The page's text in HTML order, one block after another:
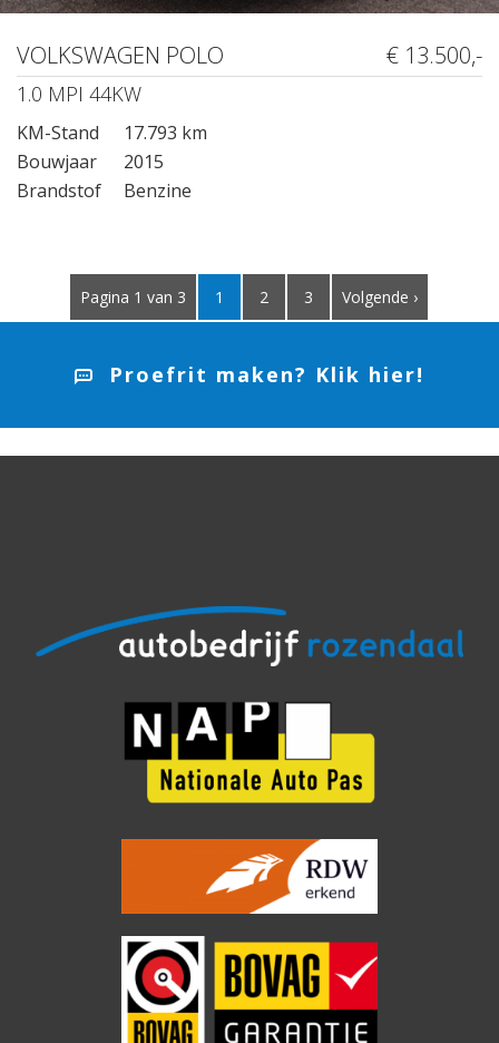
VOLKSWAGEN POLO € 13.500,-
1.0 MPI 44KW
KM-Stand
17.793 km
Bouwjaar
2015
Brandstof
Benzine
Pagina 1 van 3 1 2 3 Volgende ›
Proefrit maken? Klik hier!